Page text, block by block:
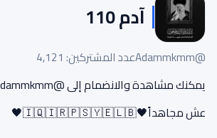
آدم 110
@Adammkmm
عدد المشتركين: 4,121
يمكنك مشاهدة والانضمام إلى @Adammkmm مباشرة.
عش مجاهداً🖤🇮🇶🇮🇷🇵🇸🇾🇪🇱🇧🖤